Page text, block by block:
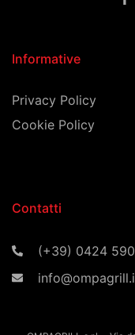
Informative
Privacy Policy
Cookie Policy
Contatti
(+39) 0424